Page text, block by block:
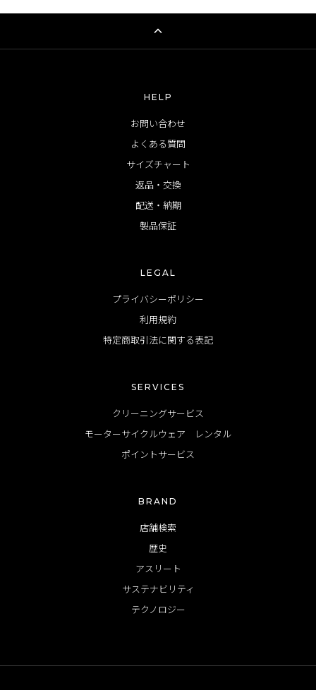
HELP
お問い合わせ
よくある質問
サイズチャート
返品・交換
配送・納期
製品保証
LEGAL
プライバシーポリシー
利用規約
特定商取引法に関する表記
SERVICES
クリーニングサービス
モーターサイクルウェア レンタル
ポイントサービス
BRAND
店舗検索
歴史
アスリート
サステナビリティ
テクノロジー